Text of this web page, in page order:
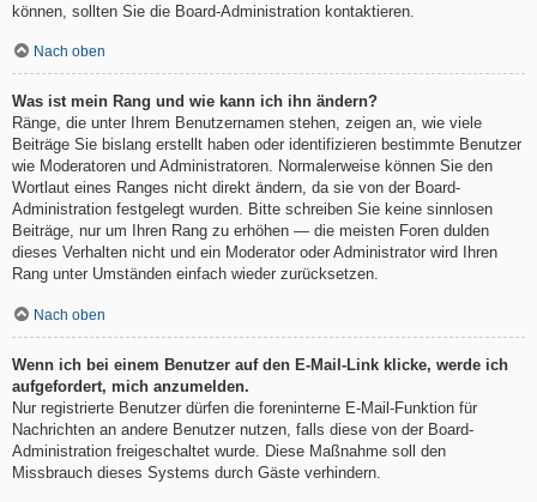
können, sollten Sie die Board-Administration kontaktieren.
Nach oben
Was ist mein Rang und wie kann ich ihn ändern?
Ränge, die unter Ihrem Benutzernamen stehen, zeigen an, wie viele
Beiträge Sie bislang erstellt haben oder identifizieren bestimmte Benutzer
wie Moderatoren und Administratoren. Normalerweise können Sie den
Wortlaut eines Ranges nicht direkt ändern, da sie von der Board-
Administration festgelegt wurden. Bitte schreiben Sie keine sinnlosen
Beiträge, nur um Ihren Rang zu erhöhen — die meisten Foren dulden
dieses Verhalten nicht und ein Moderator oder Administrator wird Ihren
Rang unter Umständen einfach wieder zurücksetzen.
Nach oben
Wenn ich bei einem Benutzer auf den E-Mail-Link klicke, werde ich
aufgefordert, mich anzumelden.
Nur registrierte Benutzer dürfen die foreninterne E-Mail-Funktion für
Nachrichten an andere Benutzer nutzen, falls diese von der Board-
Administration freigeschaltet wurde. Diese Maßnahme soll den
Missbrauch dieses Systems durch Gäste verhindern.